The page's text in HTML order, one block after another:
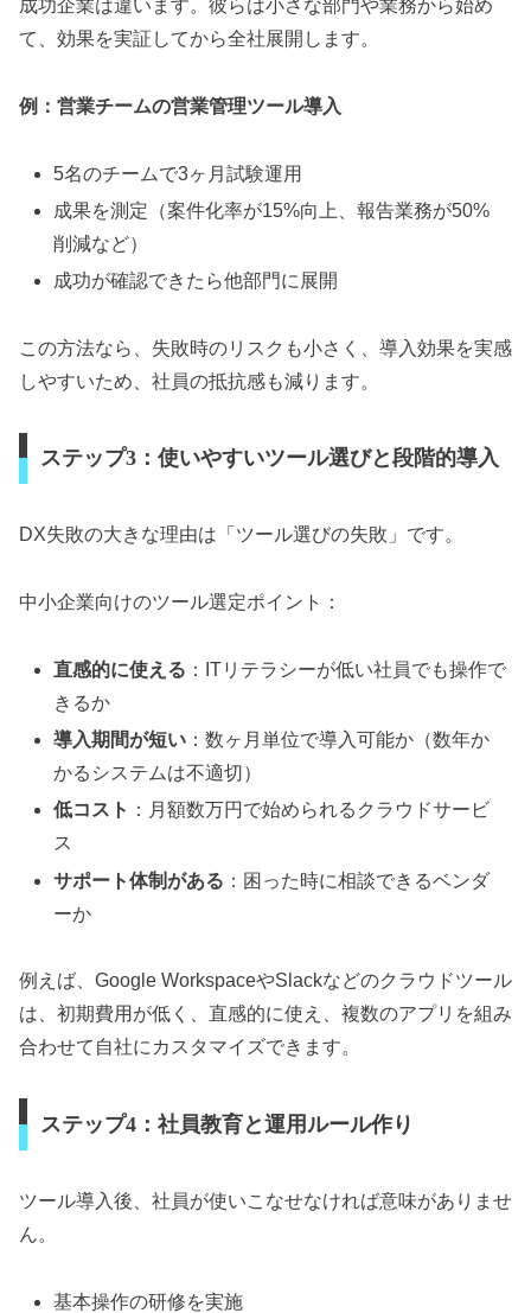
成功企業は違います。彼らは小さな部門や業務から始め
て、効果を実証してから全社展開します。
例：営業チームの営業管理ツール導入
5名のチームで3ヶ月試験運用
成果を測定（案件化率が15%向上、報告業務が50%
削減など）
成功が確認できたら他部門に展開
この方法なら、失敗時のリスクも小さく、導入効果を実感
しやすいため、社員の抵抗感も減ります。
ステップ3：使いやすいツール選びと段階的導入
DX失敗の大きな理由は「ツール選びの失敗」です。
中小企業向けのツール選定ポイント：
直感的に使える ：ITリテラシーが低い社員でも操作で
きるか
導入期間が短い ：数ヶ月単位で導入可能か（数年か
かるシステムは不適切）
低コスト ：月額数万円で始められるクラウドサービ
ス
サポート体制がある ：困った時に相談できるベンダ
ーか
例えば、Google WorkspaceやSlackなどのクラウドツール
は、初期費用が低く、直感的に使え、複数のアプリを組み
合わせて自社にカスタマイズできます。
ステップ4：社員教育と運用ルール作り
ツール導入後、社員が使いこなせなければ意味がありませ
ん。
基本操作の研修を実施